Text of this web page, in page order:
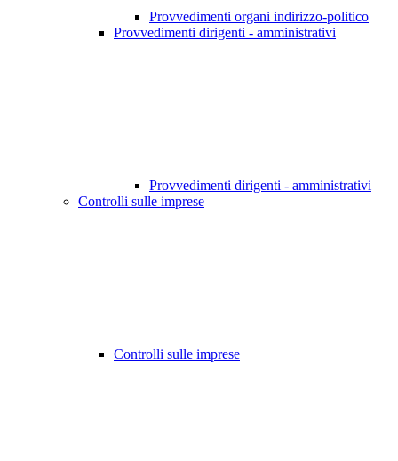
Provvedimenti organi indirizzo-politico
Provvedimenti dirigenti - amministrativi
Provvedimenti dirigenti - amministrativi
Controlli sulle imprese
Controlli sulle imprese